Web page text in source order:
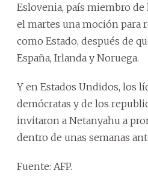
Eslovenia, país miembro de
el martes una moción para
como Estado, después de
España, Irlanda y Noruega.
Y en Estados Undidos, los
demócratas y de los
invitaron a Netanyahu a
dentro de unas semanas
Fuente: AFP.